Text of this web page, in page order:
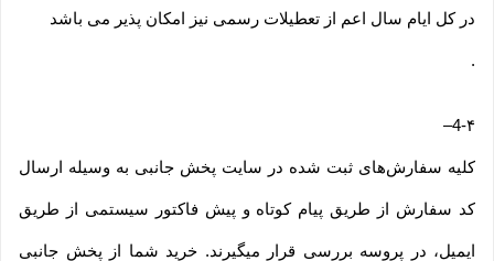
در کل ایام سال اعم از تعطیلات رسمی نیز امکان پذیر می باشد
.
4-۴–
کلیه سفارش‌‏های ثبت شده در سایت پخش جانبی به وسیله ارسال
کد سفارش از طریق پیام کوتاه و پیش فاکتور سیستمی از طریق
ایمیل، در پروسه بررسی قرار میگیرند. خرید شما از پخش جانبی